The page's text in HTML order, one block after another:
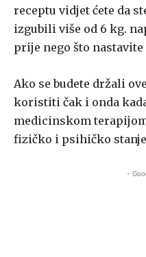
receptu vidjet ćete da
izgubili više od 6 kg.
prije nego što nastavite
Ako se budete držali
koristiti čak i onda
medicinskom
fizičko i psihičko
-